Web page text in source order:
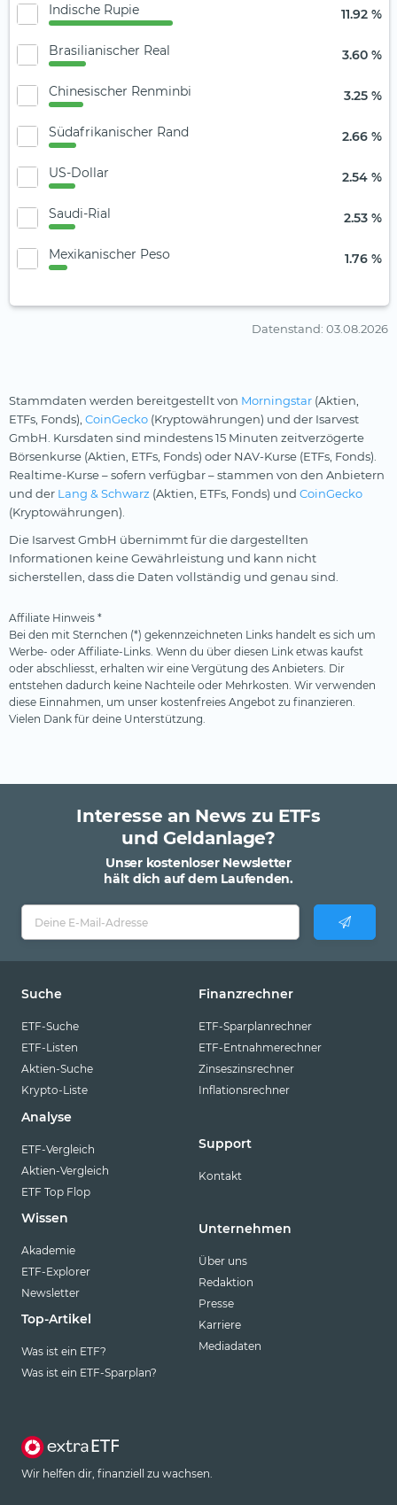
Indische Rupie 11.92 %
Brasilianischer Real 3.60 %
Chinesischer Renminbi 3.25 %
Südafrikanischer Rand 2.66 %
US-Dollar 2.54 %
Saudi-Rial 2.53 %
Mexikanischer Peso 1.76 %
Datenstand: 03.08.2026
Stammdaten werden bereitgestellt von Morningstar (Aktien,
ETFs, Fonds), CoinGecko (Kryptowährungen) und der Isarvest
GmbH. Kursdaten sind mindestens 15 Minuten zeitverzögerte
Börsenkurse (Aktien, ETFs, Fonds) oder NAV-Kurse (ETFs, Fonds).
Realtime-Kurse – sofern verfügbar – stammen von den Anbietern
und der Lang & Schwarz (Aktien, ETFs, Fonds) und CoinGecko
(Kryptowährungen).
Die Isarvest GmbH übernimmt für die dargestellten
Informationen keine Gewährleistung und kann nicht
sicherstellen, dass die Daten vollständig und genau sind.
Affiliate Hinweis *
Bei den mit Sternchen (*) gekennzeichneten Links handelt es sich um
Werbe- oder Affiliate-Links. Wenn du über diesen Link etwas kaufst
oder abschliesst, erhalten wir eine Vergütung des Anbieters. Dir
entstehen dadurch keine Nachteile oder Mehrkosten. Wir verwenden
diese Einnahmen, um unser kostenfreies Angebot zu finanzieren.
Vielen Dank für deine Unterstützung.
Interesse an News zu ETFs
und Geldanlage?
Unser kostenloser Newsletter
hält dich auf dem Laufenden.
Suche
ETF-Suche
ETF-Listen
Aktien-Suche
Krypto-Liste
Analyse
ETF-Vergleich
Aktien-Vergleich
ETF Top Flop
Wissen
Akademie
ETF-Explorer
Newsletter
Top-Artikel
Was ist ein ETF?
Was ist ein ETF-Sparplan?
Finanzrechner
ETF-Sparplanrechner
ETF-Entnahmerechner
Zinseszinsrechner
Inflationsrechner
Support
Kontakt
Unternehmen
Über uns
Redaktion
Presse
Karriere
Mediadaten
Wir helfen dir, finanziell zu wachsen.